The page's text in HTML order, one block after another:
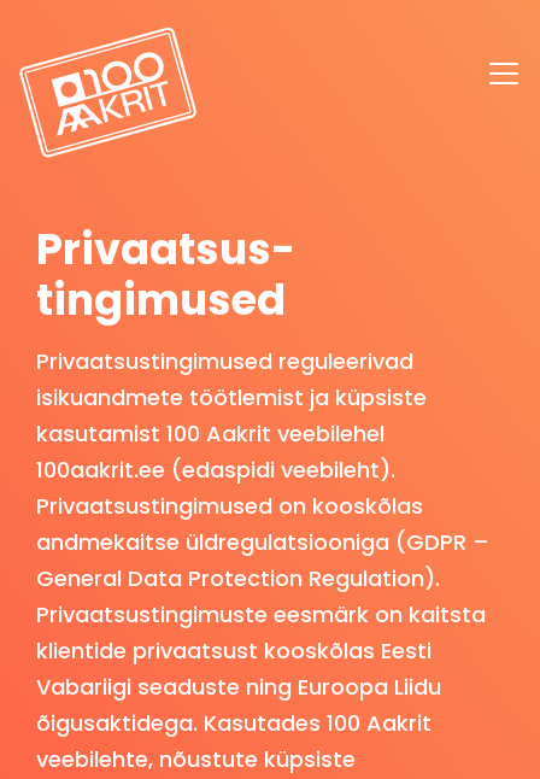
Privaatsus­
tingimused
Privaatsustingimused reguleerivad
isikuandmete töötlemist ja küpsiste
kasutamist 100 Aakrit veebilehel
100aakrit.ee (edaspidi veebileht).
Privaatsustingimused on kooskõlas
andmekaitse üldregulatsiooniga (GDPR –
General Data Protection Regulation).
Privaatsustingimuste eesmärk on kaitsta
klientide privaatsust kooskõlas Eesti
Vabariigi seaduste ning Euroopa Liidu
õigusaktidega. Kasutades 100 Aakrit
veebilehte, nõustute küpsiste